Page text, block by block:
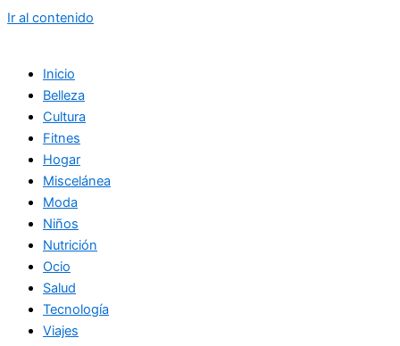
Ir al contenido
Inicio
Belleza
Cultura
Fitnes
Hogar
Miscelánea
Moda
Niños
Nutrición
Ocio
Salud
Tecnología
Viajes